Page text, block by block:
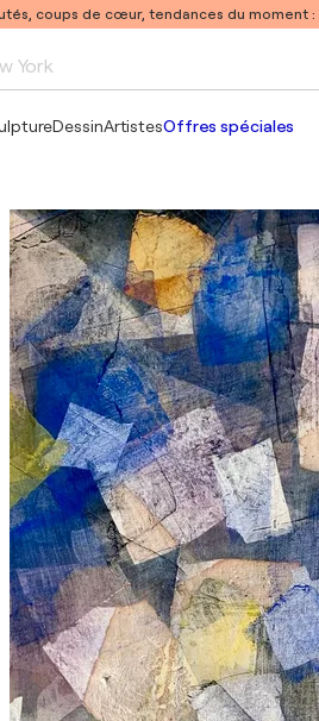
coups de cœur, tendances du moment :
York
Picasso
DessinArtistesOffres spéciales